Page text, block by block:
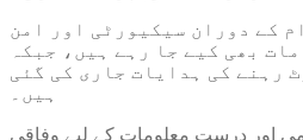
کے دوران سیکیورٹی اور امن
بھی کیے جا رہے ہیں، جبکہ
رہنے کی ہدایات جاری کی گئی
ہیں۔
اور درست معلومات کے لیے وفاقی